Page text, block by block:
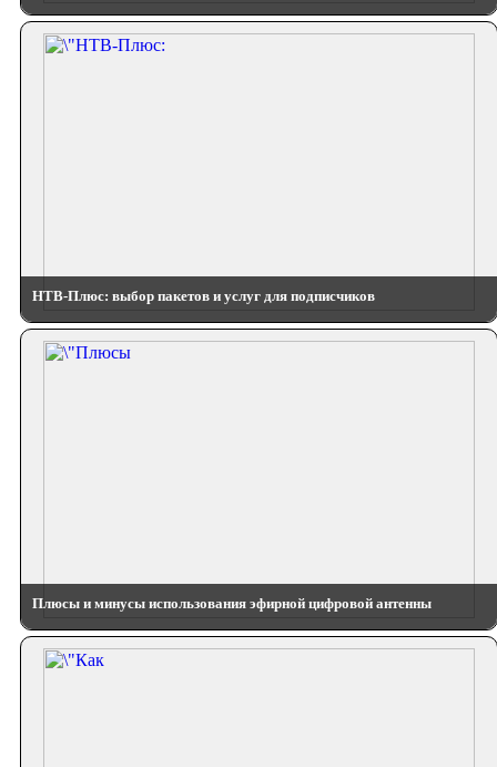
НТВ-Плюс: выбор пакетов и услуг для подписчиков
Плюсы и минусы использования эфирной цифровой антенны